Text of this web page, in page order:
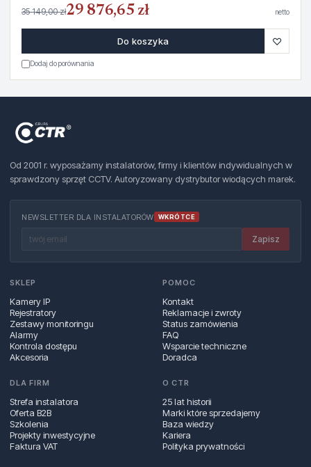
35 149,00 zł29 876,65 zł netto
Do koszyka ♡
Dodaj do porównania
Od 2001 r. wyposażamy instalatorów, firmy i klientów indywidualnych w
sprawdzony sprzęt CCTV. Autoryzowany dystrybutor wiodących marek.
NEWSLETTER DLA INSTALATORÓW WKRÓTCE
Zapisz
SKLEP
Kamery IP
Rejestratory
Zestawy monitoringu
Alarmy
Kontrola dostępu
Akcesoria
POMOC
Kontakt
Reklamacje i zwroty
Status zamówienia
FAQ
Wsparcie techniczne
Doradca
DLA FIRM
Strefa instalatora
Oferta B2B
Szkolenia
Projekty inwestycyjne
Faktura VAT
O CTR
25 lat historii
Marki które sprzedajemy
Baza wiedzy
Kariera
Polityka prywatności